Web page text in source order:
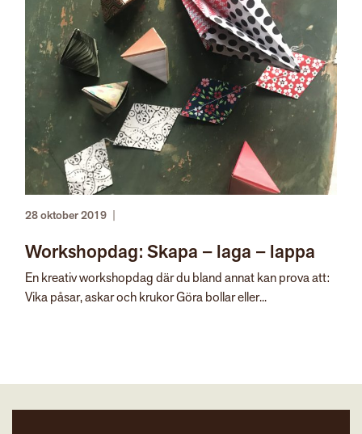
28 oktober 2019
Workshopdag: Skapa – laga – lappa
En kreativ workshopdag där du bland annat kan prova att:
Vika påsar, askar och krukor Göra bollar eller...